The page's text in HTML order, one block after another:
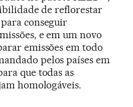
de reflorestar
conseguir
e em um novo
emissões em todo
pelos países em
que todas as
homologáveis.